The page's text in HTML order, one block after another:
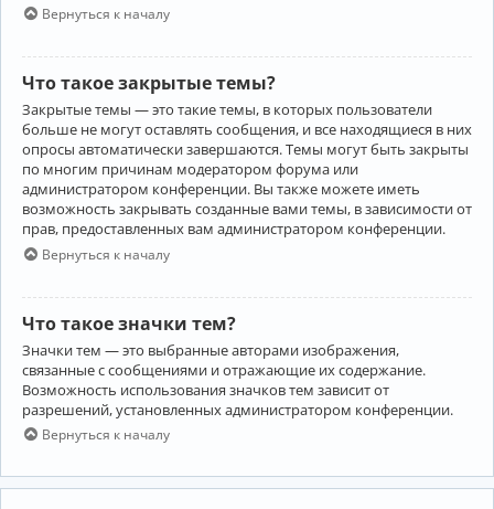
Вернуться к началу
Что такое закрытые темы?
Закрытые темы — это такие темы, в которых пользователи
больше не могут оставлять сообщения, и все находящиеся в них
опросы автоматически завершаются. Темы могут быть закрыты
по многим причинам модератором форума или
администратором конференции. Вы также можете иметь
возможность закрывать созданные вами темы, в зависимости от
прав, предоставленных вам администратором конференции.
Вернуться к началу
Что такое значки тем?
Значки тем — это выбранные авторами изображения,
связанные с сообщениями и отражающие их содержание.
Возможность использования значков тем зависит от
разрешений, установленных администратором конференции.
Вернуться к началу